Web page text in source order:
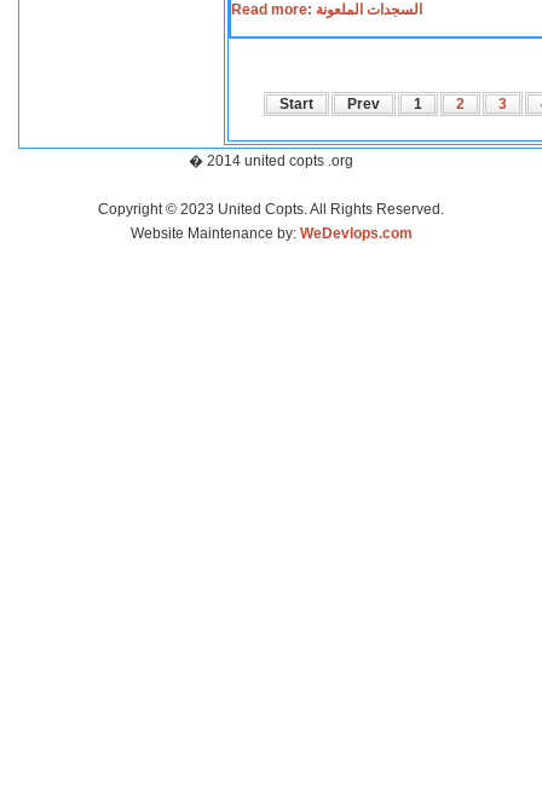
Read more: السجدات الملعونة
Start Prev 1 2 3
� 2014 united copts .org
Copyright © 2023 United Copts. All Rights Reserved.
Website Maintenance by: WeDevlops.com